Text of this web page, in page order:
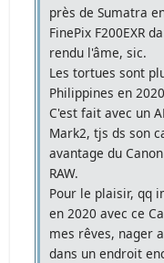
près de Sumatra
FinePix F200EXR
rendu l'âme, sic.
Les tortues sont
Philippines en
C'est fait avec un
Mark2, tjs ds son
avantage du
RAW.
Pour le plaisir, qq
en 2020 avec ce
mes rêves, nager
dans un endroit